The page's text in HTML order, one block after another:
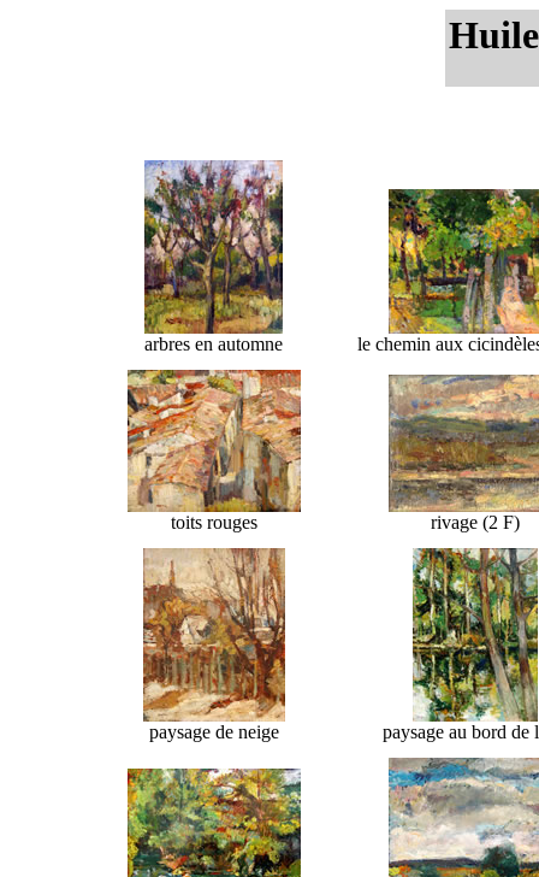
arbres en automne le chemin aux
toits rouges rivage (2 F)
paysage de neige paysage au bord de